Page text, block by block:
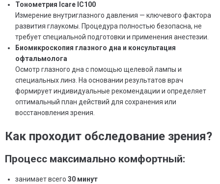
Тонометрия Icare IC100
Измерение внутриглазного давления — ключевого фактора
развития глаукомы. Процедура полностью безопасна, не
требует специальной подготовки и применения анестезии.
Биомикроскопия глазного дна и консультация
офтальмолога
Осмотр глазного дна с помощью щелевой лампы и
специальных линз. На основании результатов врач
формирует индивидуальные рекомендации и определяет
оптимальный план действий для сохранения или
восстановления зрения.
Как проходит обследование зрения?
Процесс максимально комфортный:
занимает всего 30 минут